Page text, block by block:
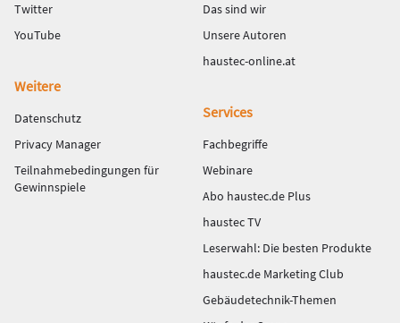
Twitter
YouTube
Das sind wir
Unsere Autoren
haustec-online.at
Weitere
Datenschutz
Privacy Manager
Teilnahmebedingungen für
Gewinnspiele
Services
Fachbegriffe
Webinare
Abo haustec.de Plus
haustec TV
Leserwahl: Die besten Produkte
haustec.de Marketing Club
Gebäudetechnik-Themen